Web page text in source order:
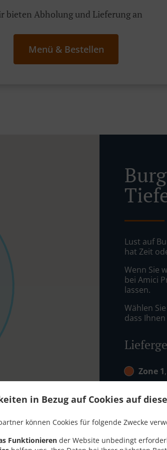
in Bezug auf Cookies auf
können Cookies für folgende Zwecke
Funktionieren der Website unbedingt
bieten Abholung und Lieferung an
Menü & Bestellen
Lust auf
hat Zeit
Wenn Sie
bei Amici
lassen.
Wählen
dass
Zone 1
Zone 4